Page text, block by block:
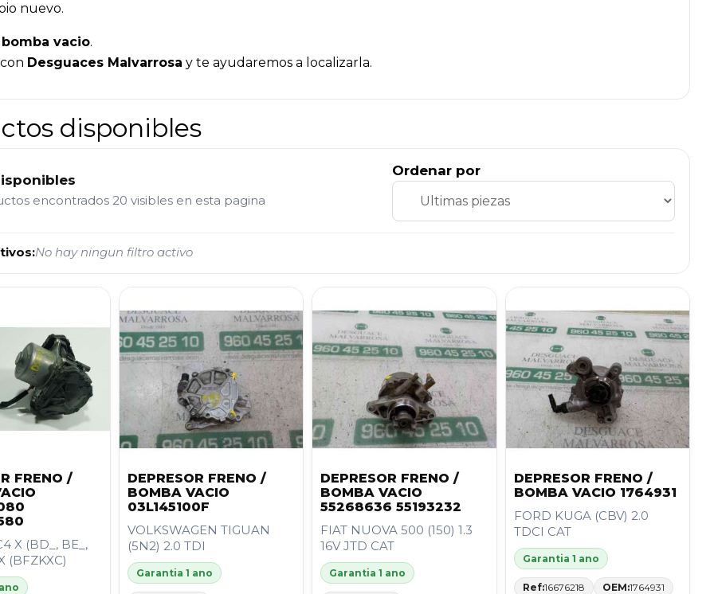
nuevo.
vacio.
Desguaces Malvarrosa y te ayudaremos a localizarla.
disponibles
encontrados 20 visibles en esta pagina
Ordenar por
No hay ningun filtro activo
FRENO /
X (BD_, BE_,
(BFZKXC)
DEPRESOR FRENO /
BOMBA VACIO
03L145100F
VOLKSWAGEN TIGUAN
(5N2) 2.0 TDI
Garantia 1 ano
DEPRESOR FRENO /
BOMBA VACIO
55268636 55193232
FIAT NUOVA 500 (150) 1.3
16V JTD CAT
Garantia 1 ano
DEPRESOR FRENO /
BOMBA VACIO 1764931
FORD KUGA (CBV) 2.0
TDCI CAT
Garantia 1 ano
Ref:16676218 OEM:1764931